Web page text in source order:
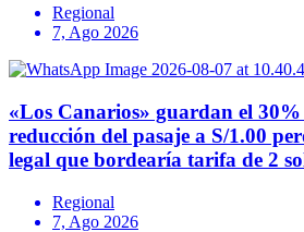
Regional
7, Ago 2026
«Los Canarios» guardan el 30%
reducción del pasaje a S/1.00
legal que bordearía tarifa de 2
Regional
7, Ago 2026